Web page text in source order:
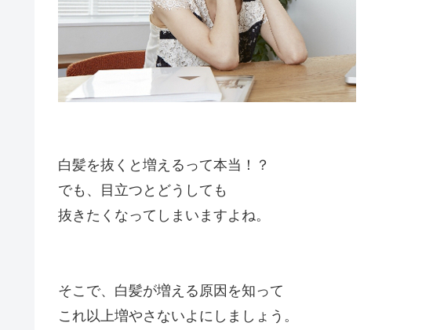
白髪を抜くと増えるって本当！？
でも、目立つとどうしても
抜きたくなってしまいますよね。
そこで、白髪が増える原因を知って
これ以上増やさないよにしましょう。